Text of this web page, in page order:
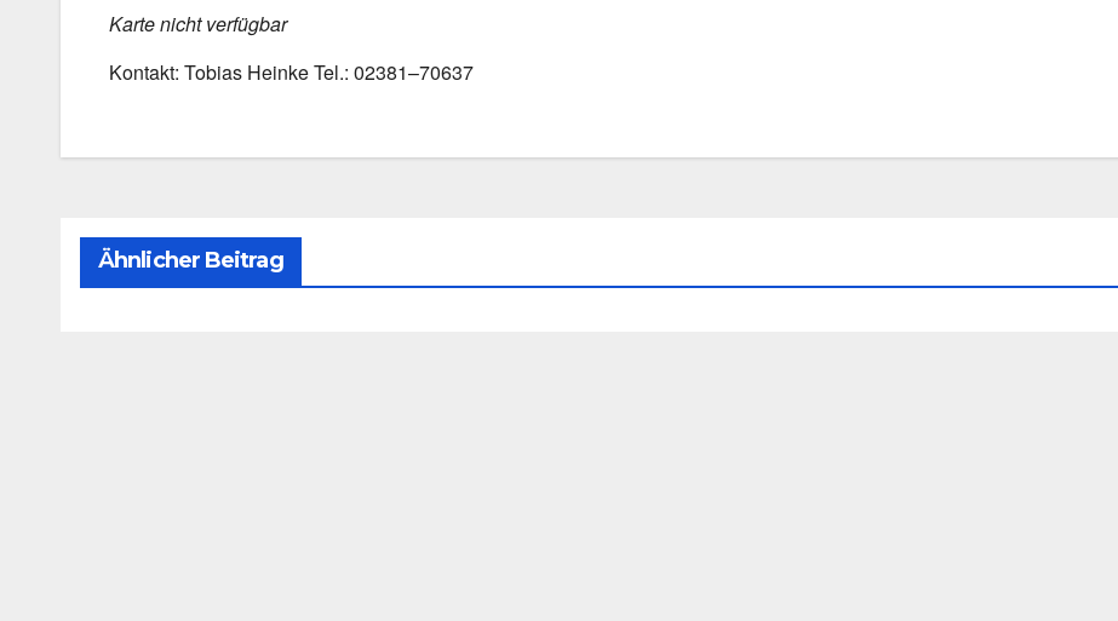
Kar­te nicht ver­füg­bar
Kon­takt: Tobi­as Hein­ke Tel.: 02381–70637
Ähnlicher Beitrag